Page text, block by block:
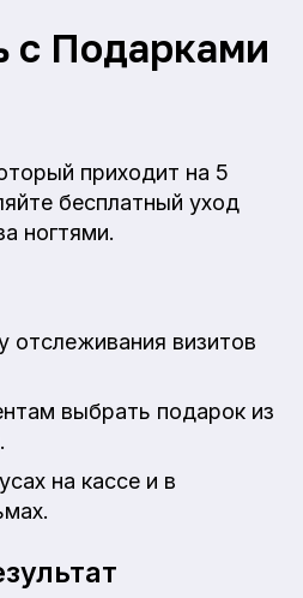
с Подарками
приходит на 5
бесплатный уход
ногтями.
отслеживания визитов
выбрать подарок из
на кассе и в